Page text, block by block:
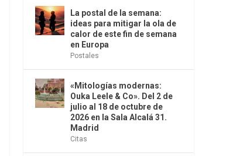
La postal de la semana:
ideas para mitigar la ola de
calor de este fin de semana
en Europa
Postales
«Mitologías modernas:
Ouka Leele & Co». Del 2 de
julio al 18 de octubre de
2026 en la Sala Alcalá 31.
Madrid
Citas